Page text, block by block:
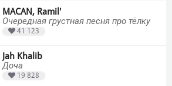
MACAN, Ramil'
Очередная грустная песня про тёлку
41 123
Jah Khalib
Доча
19 828